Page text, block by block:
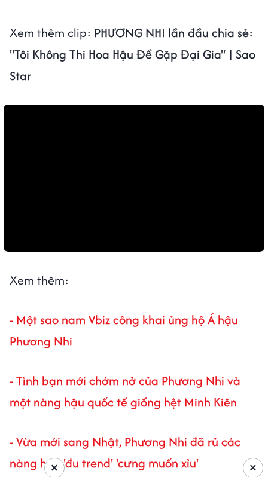
Xem thêm clip: PHƯƠNG NHI lần đầu chia sẻ:
"Tôi Không Thi Hoa Hậu Để Gặp Đại Gia" | Sao
Star
Xem thêm:
- Một sao nam Vbiz công khai ủng hộ Á hậu
Phương Nhi
-Tình bạn mới chớm nở của Phương Nhi và
một nàng hậu quốc tế giống hệt Minh Kiên
-Vừa mới sang Nhật, Phương Nhi đã rủ các
nàng hậu 'đu trend' 'cưng muốn xỉu'
×
×